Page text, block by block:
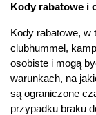
Kody rabatowe i
Kody rabatowe,
clubhummel,
osobiste i mogą
warunkach, na
są ograniczone
przypadku braku